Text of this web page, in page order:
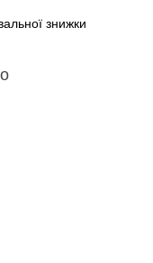
знижки